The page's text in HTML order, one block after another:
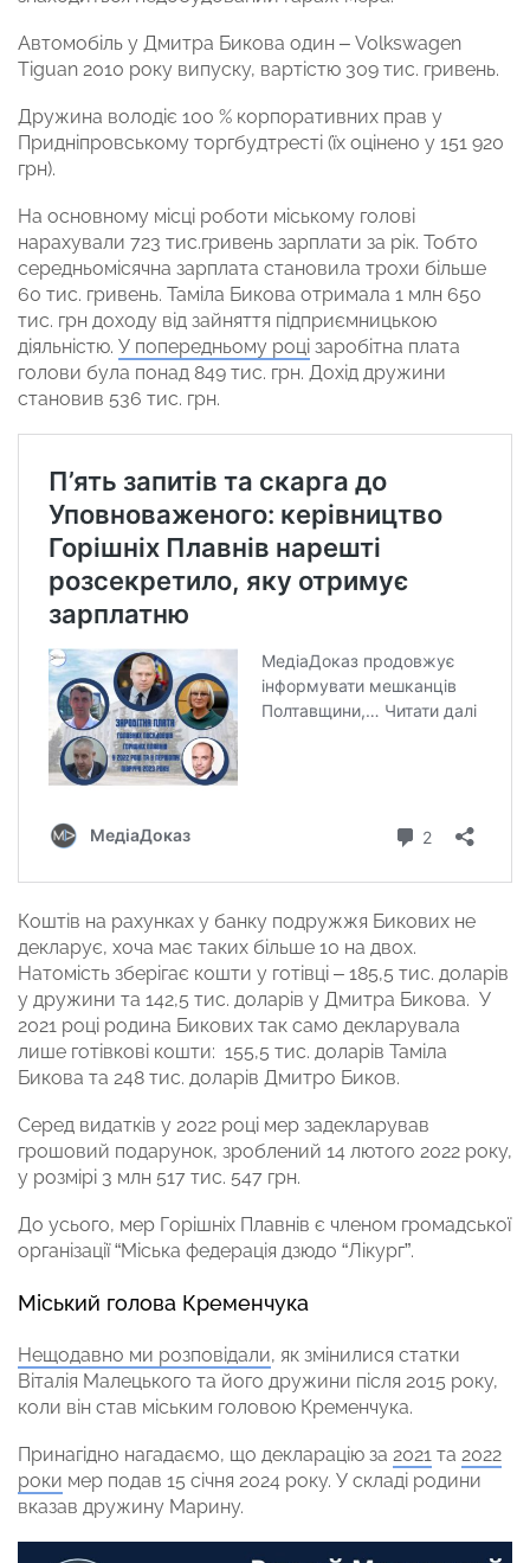
Автомобіль у Дмитра Бикова один – Volkswagen
Tiguan 2010 року випуску, вартістю 309 тис. гривень.
Дружина володіє 100 % корпоративних прав у
Придніпровському торгбудтресті (їх оцінено у 151 920
грн).
На основному місці роботи міському голові
нарахували 723 тис.гривень зарплати за рік. Тобто
середньомісячна зарплата становила трохи більше
60 тис. гривень. Таміла Бикова отримала 1 млн 650
тис. грн доходу від зайняття підприємницькою
діяльністю. У попередньому році заробітна плата
голови була понад 849 тис. грн. Дохід дружини
становив 536 тис. грн.
Коштів на рахунках у банку подружжя Бикових не
декларує, хоча має таких більше 10 на двох.
Натомість зберігає кошти у готівці – 185,5 тис. доларів
у дружини та 142,5 тис. доларів у Дмитра Бикова. У
2021 році родина Бикових так само декларувала
лише готівкові кошти: 155,5 тис. доларів Таміла
Бикова та 248 тис. доларів Дмитро Биков.
Серед видатків у 2022 році мер задекларував
грошовий подарунок, зроблений 14 лютого 2022 року,
у розмірі 3 млн 517 тис. 547 грн.
До усього, мер Горішніх Плавнів є членом громадської
організації “Міська федерація дзюдо “Лікург”.
Міський голова Кременчука
Нещодавно ми розповідали, як змінилися статки
Віталія Малецького та його дружини після 2015 року,
коли він став міським головою Кременчука.
Принагідно нагадаємо, що декларацію за 2021 та 2022
роки мер подав 15 січня 2024 року. У складі родини
вказав дружину Марину.